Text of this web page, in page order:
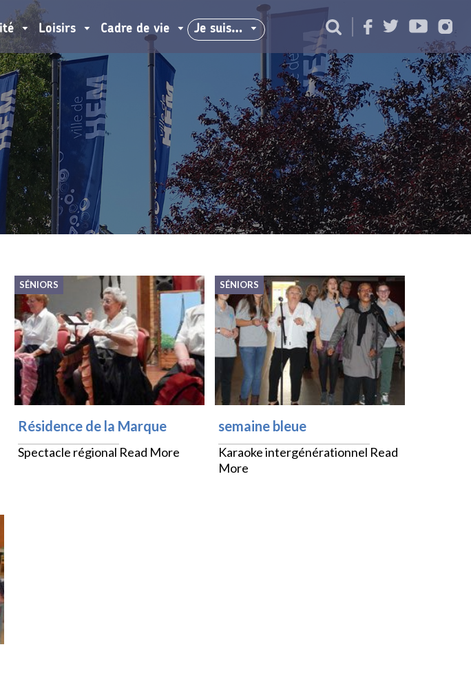
Loisirs Cadre de vie Je suis…
SÉNIORS
Résidence de la Marque
Spectacle régional Read More
SÉNIORS
semaine bleue
Karaoke intergénérationnel Read
More